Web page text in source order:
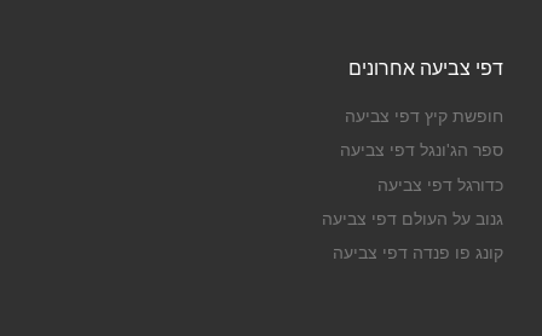
דפי צביעה אחרונים
חופשת קיץ דפי צביעה
ספר הג'ונגל דפי צביעה
כדורגל דפי צביעה
גנוב על העולם דפי צביעה
קונג פו פנדה דפי צביעה